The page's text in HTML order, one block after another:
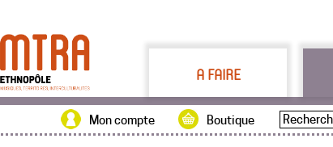
A FAIRE
Boutique
Mon compte